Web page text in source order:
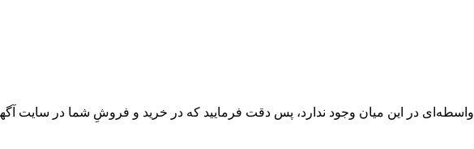
در این میان وجود ندارد، پس دقت فرمایید که در خرید و فروشِ شما در سایت آگهی